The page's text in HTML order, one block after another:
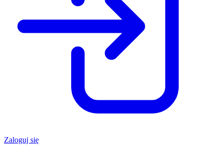
Zaloguj się